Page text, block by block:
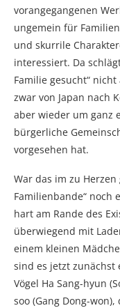
vorangegangenen
ungemein für
und skurrile
interessiert. Da
Familie gesucht“
zwar von Japan nach
aber wieder um ganz
bürgerliche
vorgesehen hat.
War das im zu
Familienbande“ noch
hart am Rande des
überwiegend mit
einem kleinen
sind es jetzt zunächst
Vögel Ha Sang-hyun
soo (Gang Dong-